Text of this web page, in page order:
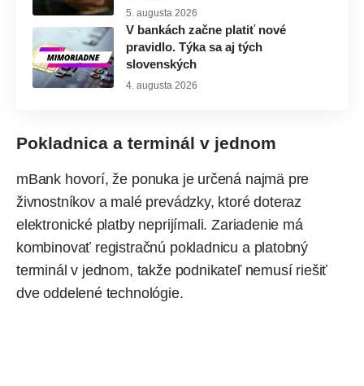
5. augusta 2026
V bankách začne platiť nové
pravidlo. Týka sa aj tých
slovenských
4. augusta 2026
Pokladnica a terminál v jednom
mBank hovorí, že ponuka je určená najmä pre
živnostníkov a malé prevádzky, ktoré doteraz
elektronické platby neprijímali. Zariadenie má
kombinovať registračnú pokladnicu a platobný
terminál v jednom, takže podnikateľ nemusí riešiť
dve oddelené technológie.